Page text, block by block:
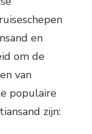
en
om de
van
populaire
zijn: